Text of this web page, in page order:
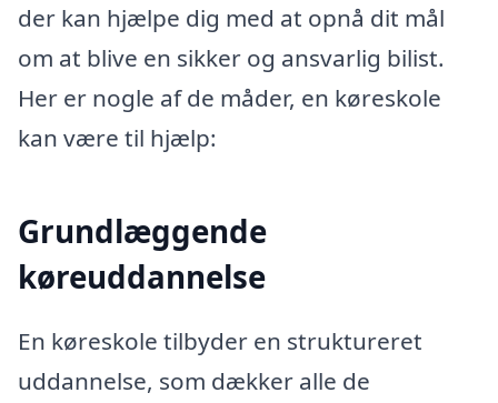
der kan hjælpe dig med at opnå dit mål
om at blive en sikker og ansvarlig bilist.
Her er nogle af de måder, en køreskole
kan være til hjælp:
Grundlæggende
køreuddannelse
En køreskole tilbyder en struktureret
uddannelse, som dækker alle de